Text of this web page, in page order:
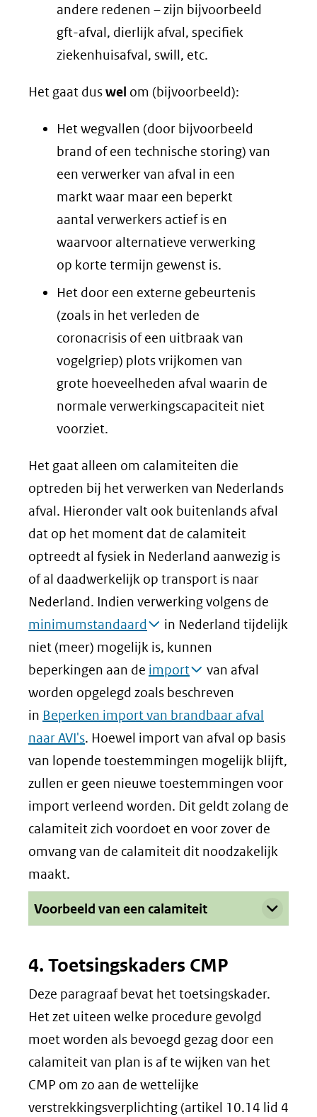
andere redenen – zijn bijvoorbeeld
gft-afval, dierlijk afval, specifiek
ziekenhuisafval, swill, etc.
Het gaat duswel om (bijvoorbeeld):
Het wegvallen (door bijvoorbeeld
brand of een technische storing) van
een verwerker van afval in een
markt waar maar een beperkt
aantal verwerkers actief is en
waarvoor alternatieve verwerking
op korte termijn gewenst is.
Het door een externe gebeurtenis
(zoals in het verleden de
coronacrisis of een uitbraak van
vogelgriep) plots vrijkomen van
grote hoeveelheden afval waarin de
normale verwerkingscapaciteit niet
voorziet.
Het gaat alleen om calamiteiten die
optreden bij het verwerken van Nederlands
afval. Hieronder valt ook buitenlands afval
dat op het moment dat de calamiteit
optreedt al fysiek in Nederland aanwezig is
of al daadwerkelijk op transport is naar
Nederland. Indien verwerking volgens de
minimumstandaard
in Nederland tijdelijk
niet (meer) mogelijk is, kunnen
beperkingen aan de import
van afval
worden opgelegd zoals beschreven
in Beperken import van brandbaar afval
naar AVI's. Hoewel import van afval op basis
van lopende toestemmingen mogelijk blijft,
zullen er geen nieuwe toestemmingen voor
import verleend worden. Dit geldt zolang de
calamiteit zich voordoet en voor zover de
omvang van de calamiteit dit noodzakelijk
maakt.
Voorbeeld van een calamiteit
Uitklappen
4. Toetsingskaders CMP
Deze paragraaf bevat het toetsingskader.
Het zet uiteen welke procedure gevolgd
moet worden als bevoegd gezag door een
calamiteit van plan is af te wijken van het
CMP om zo aan de wettelijke
verstrekkingsverplichting (artikel 10.14 lid 4